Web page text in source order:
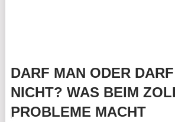
DARF MAN ODER
NICHT? WAS BEIM
PROBLEME MACHT